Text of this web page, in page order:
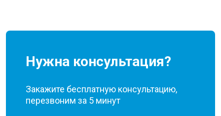
Нужна консультация?
Закажите бесплатную консультацию,
перезвоним за 5 минут